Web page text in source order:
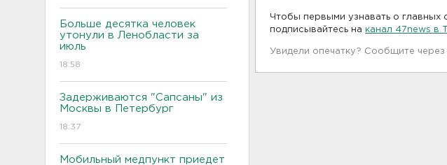
Больше десятка человек
утонули в Ленобласти за
июль
18:58
Задерживаются "Сапсаны" из
Москвы в Петербург
18:37
Мобильный медпункт приедет
Чтобы первыми узнавать о главных
подписывайтесь на канал 47news в
Увидели опечатку? Сообщите